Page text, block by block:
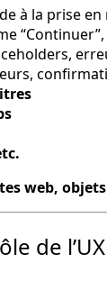
à la prise en
web,
de